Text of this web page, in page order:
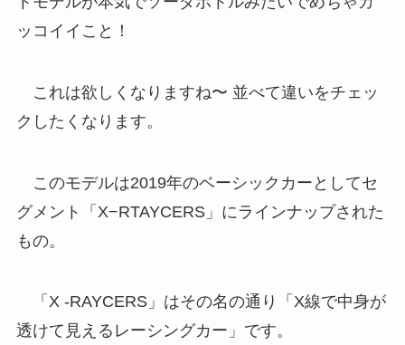
ッコイイこと！
これは欲しくなりますね〜 並べて違いをチェッ
クしたくなります。
このモデルは2019年のベーシックカーとしてセ
グメント「X−RTAYCERS」にラインナップされた
もの。
「X -RAYCERS」はその名の通り「X線で中身が
透けて見えるレーシングカー」です。